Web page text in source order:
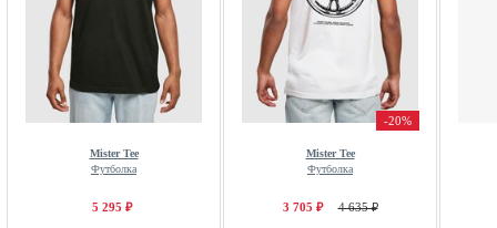
Mister Tee
Футболка
5 295 ₽
-20%
Mister Tee
Футболка
3 705 ₽ 4 635 ₽